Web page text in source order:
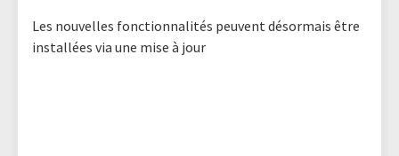
Les nouvelles fonctionnalités peuvent désormais être
installées via une mise à jour